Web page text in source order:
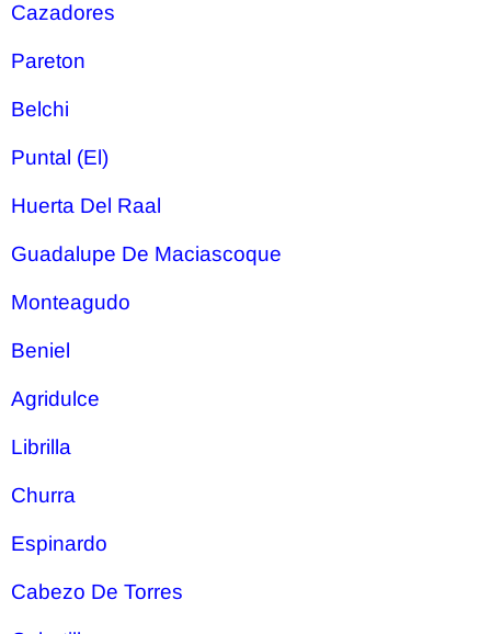
Cazadores
Pareton
Belchi
Puntal (El)
Huerta Del Raal
Guadalupe De Maciascoque
Monteagudo
Beniel
Agridulce
Librilla
Churra
Espinardo
Cabezo De Torres